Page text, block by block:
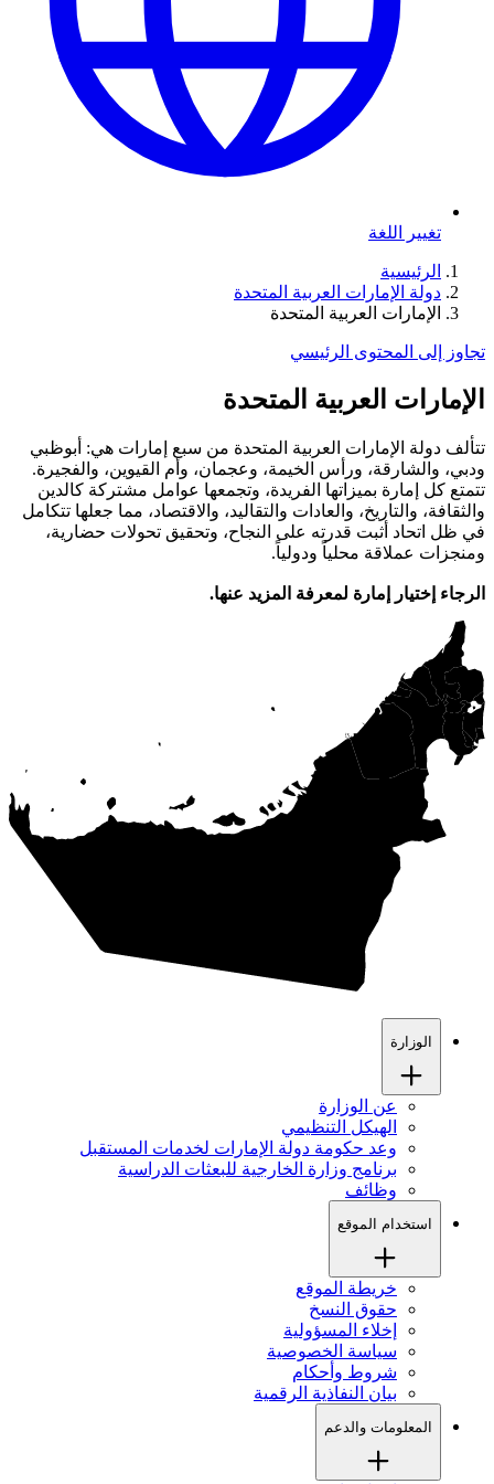
تغيير اللغة
الرئيسية
دولة الإمارات العربية المتحدة
الإمارات العربية المتحدة
تجاوز إلى المحتوى الرئيسي
الإمارات العربية المتحدة
تتألف دولة الإمارات العربية المتحدة من سبع إمارات هي: أبوظبي
ودبي، والشارقة، ورأس الخيمة، وعجمان، وأم القيوين، والفجيرة.
تتمتع كل إمارة بميزاتها الفريدة، وتجمعها عوامل مشتركة كالدين
والثقافة، والتاريخ، والعادات والتقاليد، والاقتصاد، مما جعلها تتكامل
في ظل اتحاد أثبت قدرته على النجاح، وتحقيق تحولات حضارية،
ومنجزات عملاقة محلياً ودولياً.
الرجاء إختيار إمارة لمعرفة المزيد عنها.
الوزارة
عن الوزارة
الهيكل التنظيمي
وعد حكومة دولة الإمارات لخدمات المستقبل
برنامج وزارة الخارجية للبعثات الدراسية
وظائف
استخدام الموقع
خريطة الموقع
حقوق النسخ
إخلاء المسؤولية
سياسة الخصوصية
شروط وأحكام
بيان النفاذية الرقمية
المعلومات والدعم